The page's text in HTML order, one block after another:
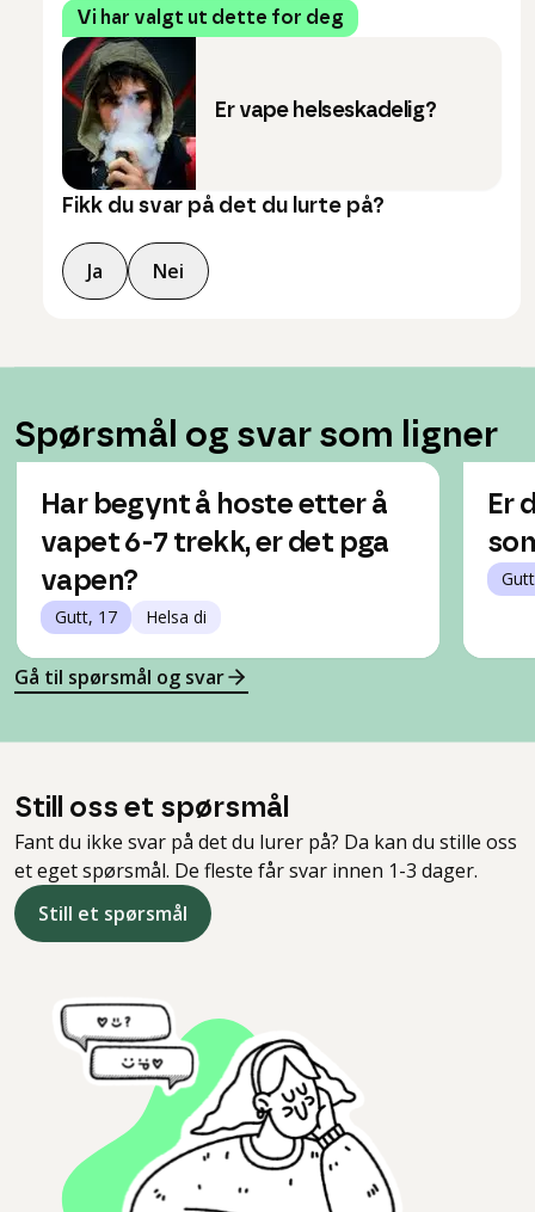
Vi har valgt ut dette for deg
Er vape helseskadelig?
Fikk du svar på det du lurte på?
Ja Nei
Spørsmål og svar som ligner
Har begynt å hoste etter å
vapet 6-7 trekk, er det pga
vapen?
Gutt, 17 Helsa di
Er
Gå til spørsmål og svar
Still oss et spørsmål
Fant du ikke svar på det du lurer på? Da kan du stille oss
et eget spørsmål. De fleste får svar innen 1-3 dager.
Still et spørsmål